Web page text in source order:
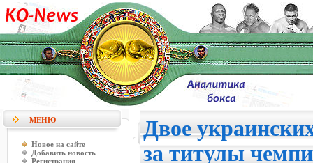
МЕНЮ
Новое на сайте
Добавить новость
Регистрация
Двое
за титулы